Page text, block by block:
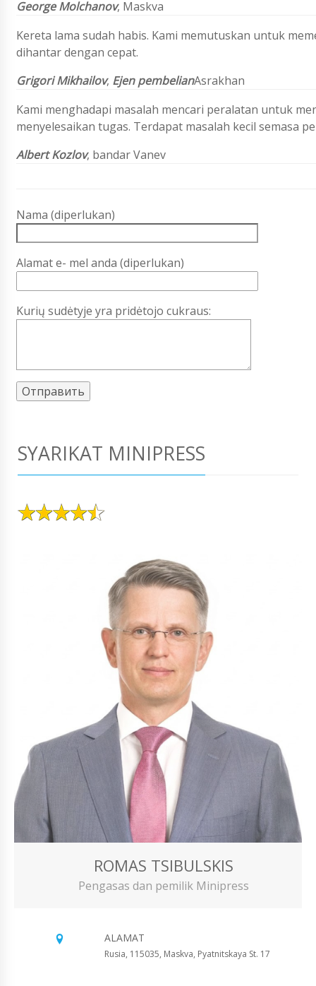
George Molchanov, Maskva
Kereta lama sudah habis. Kami memutuskan untuk
dihantar dengan cepat.
Grigori Mikhailov, Ejen pembelianAsrakhan
Kami menghadapi masalah mencari peralatan untuk
menyelesaikan tugas. Terdapat masalah kecil semasa
Albert Kozlov, bandar Vanev
Nama (diperlukan)
Alamat e- mel anda (diperlukan)
Kurių sudėtyje yra pridėtojo cukraus:
SYARIKAT MINIPRESS
ROMAS TSIBULSKIS
Pengasas dan pemilik Minipress
ALAMAT
Rusia, 115035, Maskva, Pyatnitskaya St. 17